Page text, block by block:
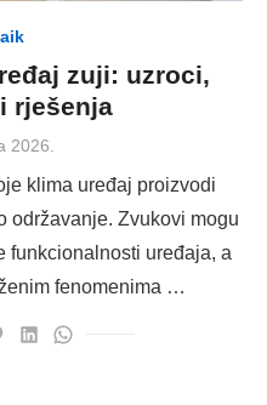
zuji: uzroci,
rješenja
2026.
klima uređaj proizvodi
održavanje. Zvukovi mogu
funkcionalnosti uređaja, a
fenomenima …